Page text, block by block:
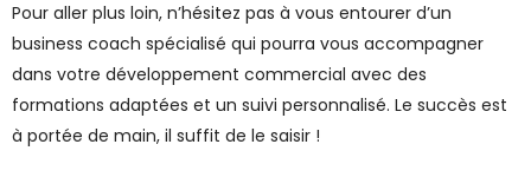
Pour aller plus loin, n’hésitez pas à vous entourer d’un
business coach spécialisé qui pourra vous accompagner
dans votre développement commercial avec des
formations adaptées et un suivi personnalisé. Le succès est
à portée de main, il suffit de le saisir !